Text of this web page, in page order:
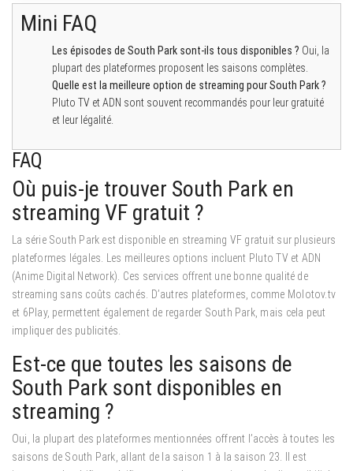
Mini FAQ
Les épisodes de South Park sont-ils tous disponibles ? Oui, la
plupart des plateformes proposent les saisons complètes.
Quelle est la meilleure option de streaming pour South Park ?
Pluto TV et ADN sont souvent recommandés pour leur gratuité
et leur légalité.
FAQ
Où puis-je trouver South Park en
streaming VF gratuit ?
La série South Park est disponible en streaming VF gratuit sur plusieurs
plateformes légales. Les meilleures options incluent Pluto TV et ADN
(Anime Digital Network). Ces services offrent une bonne qualité de
streaming sans coûts cachés. D’autres plateformes, comme Molotov.tv
et 6Play, permettent également de regarder South Park, mais cela peut
impliquer des publicités.
Est-ce que toutes les saisons de
South Park sont disponibles en
streaming ?
Oui, la plupart des plateformes mentionnées offrent l’accès à toutes les
saisons de South Park, allant de la saison 1 à la saison 23. Il est